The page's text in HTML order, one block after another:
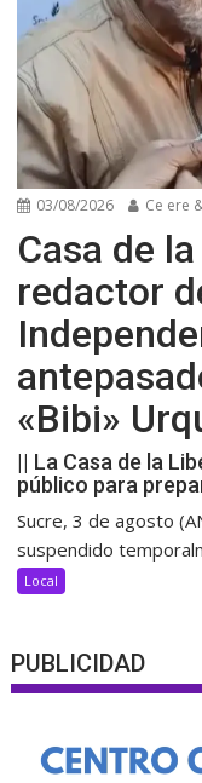
03/08/2026 Ce ere
Casa de
redactor
«Bibi»
|| La Casa de la
público para
Sucre, 3 de agosto
suspendido
Local
PUBLICIDAD